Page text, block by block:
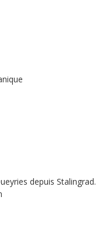
depuis Stalingrad.